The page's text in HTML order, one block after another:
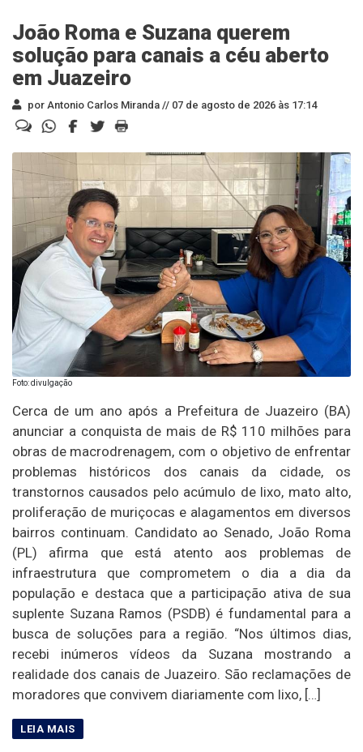
João Roma e Suzana querem
solução para canais a céu aberto
em Juazeiro
por Antonio Carlos Miranda // 07 de agosto de 2026 às 17:14
Foto: divulgação
Cerca de um ano após a Prefeitura de Juazeiro (BA)
anunciar a conquista de mais de R$ 110 milhões para
obras de macrodrenagem, com o objetivo de enfrentar
problemas históricos dos canais da cidade, os
transtornos causados pelo acúmulo de lixo, mato alto,
proliferação de muriçocas e alagamentos em diversos
bairros continuam. Candidato ao Senado, João Roma
(PL) afirma que está atento aos problemas de
infraestrutura que comprometem o dia a dia da
população e destaca que a participação ativa de sua
suplente Suzana Ramos (PSDB) é fundamental para a
busca de soluções para a região. “Nos últimos dias,
recebi inúmeros vídeos da Suzana mostrando a
realidade dos canais de Juazeiro. São reclamações de
moradores que convivem diariamente com lixo, […]